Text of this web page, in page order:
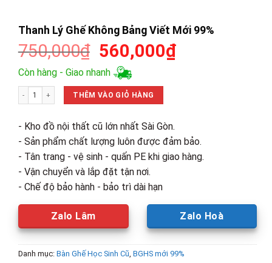
Thanh Lý Ghế Không Bảng Viết Mới 99%
750,000₫ Giá
gốc
là:
750,000₫.
560,000₫Giá
Còn hàng - Giao nhanh
Thanh Lý Ghế Không Bảng Viết Mới 99% số lượng
THÊM VÀO GIỎ HÀNG
- Kho đồ nội thất cũ lớn nhất Sài Gòn.
- Sản phẩm chất lượng luôn được đảm bảo.
- Tân trang - vệ sinh - quấn PE khi giao hàng.
- Vận chuyển và lắp đặt tận nơi.
- Chế độ bảo hành - bảo trì dài hạn
Zalo Lâm Zalo Hoà
Danh mục: Bàn Ghế Học Sinh Cũ, BGHS mới 99%